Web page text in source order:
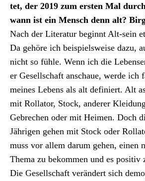
tet, der 2019 zum ersten Mal
wann ist ein Men­sch denn alt?
Nach der Lit­er­atur begin­nt Alt-sein
Da gehöre ich beispiel­sweise dazu,
nicht so füh­le. Wenn ich die
er Gesellschaft anschaue, werde ich
meines Lebens als alt definiert. Alt
mit Rol­la­tor, Stock, ander­er
Gebrechen oder mit Heimen. Doch
Jähri­gen gehen mit Stock oder
muss vor allem darum gehen, einen
The­ma zu bekom­men und es pos­i­tiv
Die Gesellschaft verän­dert sich